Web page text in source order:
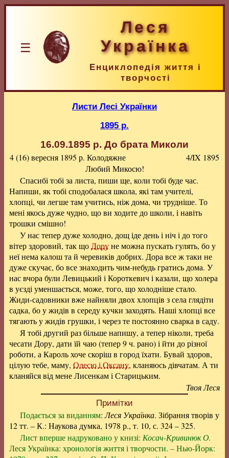
☰
Леся
Українка
Енциклопедія життя і
творчості
Листи Лесі Українки
1895 р.
16.09.1895 р. До брата Миколи
4 (16) вересня 1895 р. Колодяжне
4/IX 1895
Любий Микосю!
Спасибі тобі за листа, пиши ще, коли тобі буде час.
Напиши, як тобі сподобалася школа, які там учителі,
хлопці, чи легше там учитись, ніж дома, чи трудніше. То
мені якось дуже чудно, що ви ходите до школи, і навіть
трошки смішно!
У нас тепер дуже холодно, дощ іде день і ніч і до того
вітер здоровий, так що Доруне можна пускать гулять, бо у
неї нема калош та й черевиків добрих. Дора все ж таки не
дуже скучає, бо все знаходить чим-небудь гратись дома. У
нас вчора були Левицький і Короткевич і казали, що холера
в уєзді уменшається, може, того, що холодніше стало.
Жиди-садовники вже найняли двох хлопців з села глядіти
садка, бо у жидів в середу кучки заходять. Наші хлопці все
тягають у жидів грушки, і через те постоянно сварка в саду.
Я тобі другий раз більше напишу, а тепер ніколи, треба
чесати Дору, дати їй чаю (тепер 9 ч. рано) і йти до різної
роботи, а Кароль хоче скоріш в город їхати. Бувай здоров,
цілую тебе, маму, Олесю і Оксану, кланяюсь дівчатам. А ти
кланяйся від мене Лисенкам і Старицьким.
Твоя Леся
Примітки
Подається за виданням:Леся Українка. Зібрання творів у
12 тт. – К.: Наукова думка, 1978 р., т. 10, с. 324 – 325.
Лист вперше надруковано у книзі: Косач-Кривинюк О.
Леся Українка: хронологія життя і творчости. – Нью-Йорк: